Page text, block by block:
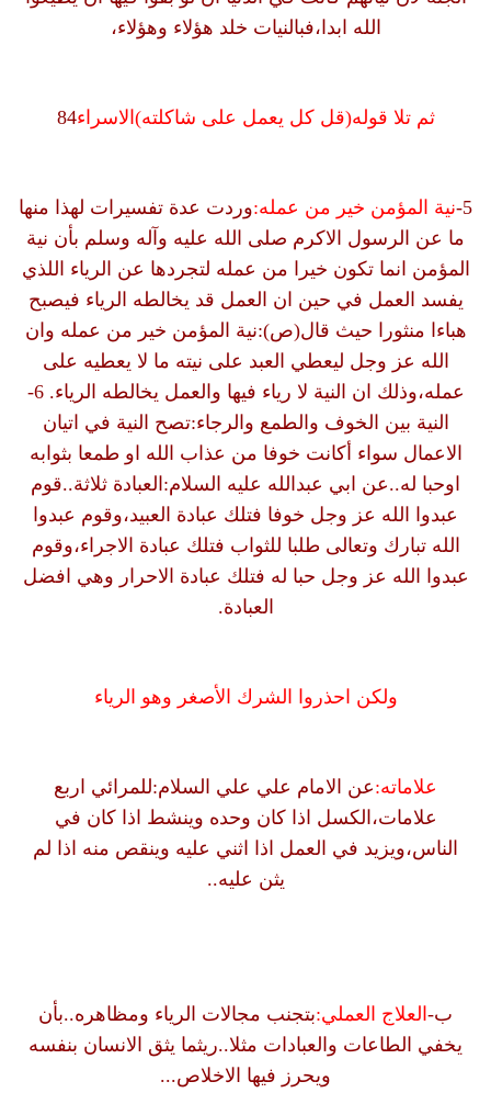
الله ابدا،فبالنيات خلد هؤلاء وهؤلاء،
ثم تلا قوله(قل كل يعمل على شاكلته)الاسراء84
5- نية المؤمن خير من عمله:وردت عدة تفسيرات لهذا منها
ما عن الرسول الاكرم صلى الله عليه وآله وسلم بأن نية
المؤمن انما تكون خيرا من عمله لتجردها عن الرياء اللذي
يفسد العمل في حين ان العمل قد يخالطه الرياء فيصبح
هباءا منثورا حيث قال(ص):نية المؤمن خير من عمله وان
الله عز وجل ليعطي العبد على نيته ما لا يعطيه على
عمله،وذلك ان النية لا رياء فيها والعمل يخالطه الرياء. 6-
النية بين الخوف والطمع والرجاء:تصح النية في اتيان
الاعمال سواء أكانت خوفا من عذاب الله او طمعا بثوابه
اوحبا له..عن ابي عبدالله عليه السلام:العبادة ثلاثة..قوم
عبدوا الله عز وجل خوفا فتلك عبادة العبيد،وقوم عبدوا
الله تبارك وتعالى طلبا للثواب فتلك عبادة الاجراء،وقوم
عبدوا الله عز وجل حبا له فتلك عبادة الاحرار وهي افضل
العبادة.
ولكن احذروا الشرك الأصغر وهو الرياء
علاماته:عن الامام علي علي السلام:للمرائي اربع
علامات،الكسل اذا كان وحده وينشط اذا كان في
الناس،ويزيد في العمل اذا اثني عليه وينقص منه اذا لم
يثن عليه..
ب-العلاج العملي:بتجنب مجالات الرياء ومظاهره..بأن
يخفي الطاعات والعبادات مثلا..ريثما يثق الانسان بنفسه
ويحرز فيها الاخلاص...